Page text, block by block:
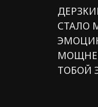
СТАЛО
ТОБОЙ